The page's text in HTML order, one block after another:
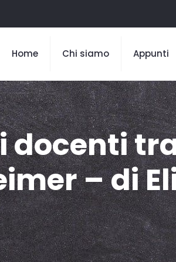
Home Chi siamo Appunti
docenti
– di